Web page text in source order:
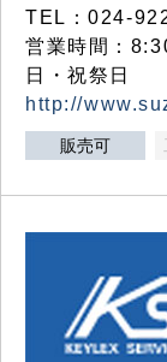
TEL：024-
営業時間：
日・祝祭日
http://
販売可